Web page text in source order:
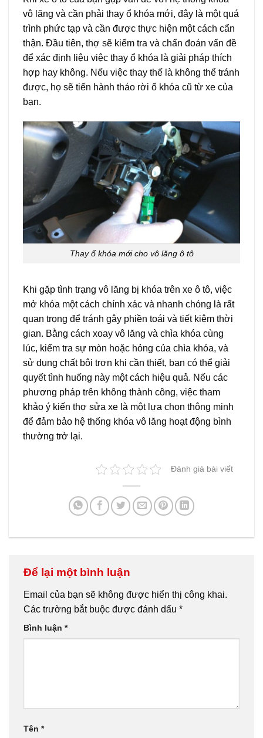
vô lăng và cần phải thay ổ khóa mới, đây là một quá
trình phức tạp và cần được thực hiện một cách cẩn
thận. Đầu tiên, thợ sẽ kiểm tra và chẩn đoán vấn đề
để xác định liệu việc thay ổ khóa là giải pháp thích
hợp hay không. Nếu việc thay thế là không thể tránh
được, họ sẽ tiến hành tháo rời ổ khóa cũ từ xe của
bạn.
Thay ổ khóa mới cho vô lăng ô tô
Khi gặp tình trạng vô lăng bị khóa trên xe ô tô, việc
mở khóa một cách chính xác và nhanh chóng là rất
quan trọng để tránh gây phiền toái và tiết kiệm thời
gian. Bằng cách xoay vô lăng và chìa khóa cùng
lúc, kiểm tra sự mòn hoặc hỏng của chìa khóa, và
sử dụng chất bôi trơn khi cần thiết, bạn có thể giải
quyết tình huống này một cách hiệu quả. Nếu các
phương pháp trên không thành công, việc tham
khảo ý kiến thợ sửa xe là một lựa chọn thông minh
để đảm bảo hệ thống khóa vô lăng hoạt động bình
thường trở lại.
Đánh giá bài viết
Để lại một bình luận
Email của bạn sẽ không được hiển thị công khai.
Các trường bắt buộc được đánh dấu *
Bình luận *
Tên *